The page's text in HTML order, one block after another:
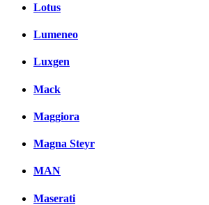
Lotus
Lumeneo
Luxgen
Mack
Maggiora
Magna Steyr
MAN
Maserati